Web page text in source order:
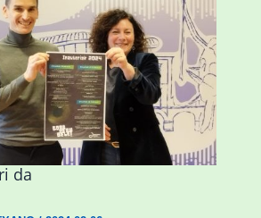
kolorez eta
inauterietarako
da